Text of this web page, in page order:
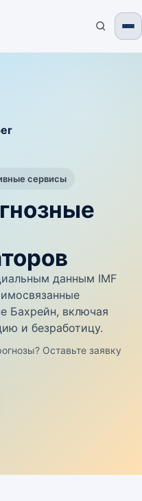
сервисы
данным IMF
Бахрейн, включая
и безработицу.
Оставьте заявку